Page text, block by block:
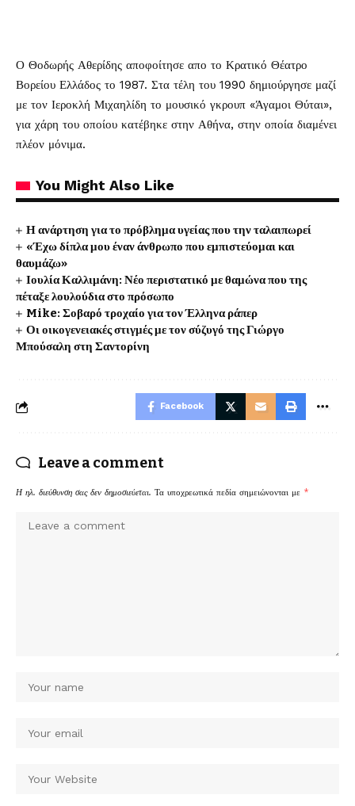
Ο Θοδωρής Αθερίδης αποφοίτησε απο το Κρατικό Θέατρο
Βορείου Ελλάδος το 1987. Στα τέλη του 1990 δημιούργησε μαζί
με τον Ιεροκλή Μιχαηλίδη το μουσικό γκρουπ «Άγαμοι Θύται»,
για χάρη του οποίου κατέβηκε στην Αθήνα, στην οποία διαμένει
πλέον μόνιμα.
You Might Also Like
Η ανάρτηση για το πρόβλημα υγείας που την ταλαιπωρεί
«Έχω δίπλα μου έναν άνθρωπο που εμπιστεύομαι και
θαυμάζω»
Ιουλία Καλλιμάνη: Νέο περιστατικό με θαμώνα που της
πέταξε λουλούδια στο πρόσωπο
Mike: Σοβαρό τροχαίο για τον Έλληνα ράπερ
Οι οικογενειακές στιγμές με τον σύζυγό της Γιώργο
Μπούσαλη στη Σαντορίνη
Facebook
Leave a comment
Η ηλ. διεύθυνση σας δεν δημοσιεύεται. Τα υποχρεωτικά πεδία σημειώνονται με *